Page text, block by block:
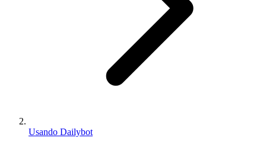
Usando Dailybot